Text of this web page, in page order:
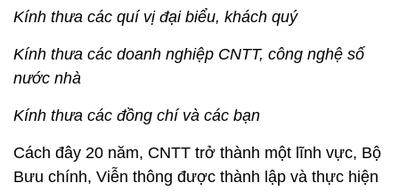
Kính thưa các quí vị đại biểu, khách quý
Kính thưa các doanh nghiệp CNTT, công nghệ số
nước nhà
Kính thưa các đồng chí và các bạn
Cách đây 20 năm, CNTT trở thành một lĩnh vực, Bộ
Bưu chính, Viễn thông được thành lập và thực hiện